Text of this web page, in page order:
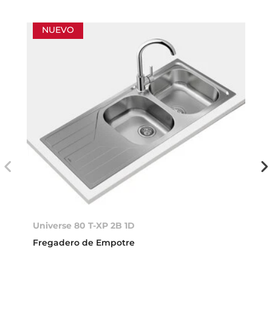
NUEVO
Universe 80 T-XP 2B 1D
Fregadero de Empotre